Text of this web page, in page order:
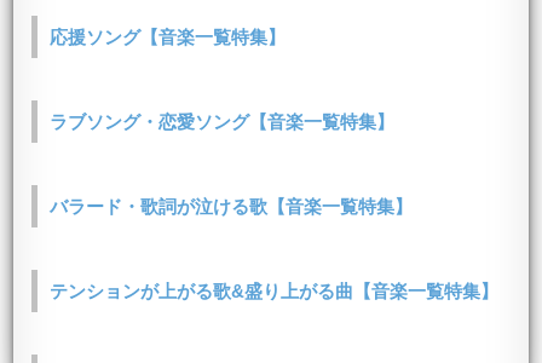
応援ソング【音楽一覧特集】
ラブソング・恋愛ソング【音楽一覧特集】
バラード・歌詞が泣ける歌【音楽一覧特集】
テンションが上がる歌&盛り上がる曲【音楽一覧特集】